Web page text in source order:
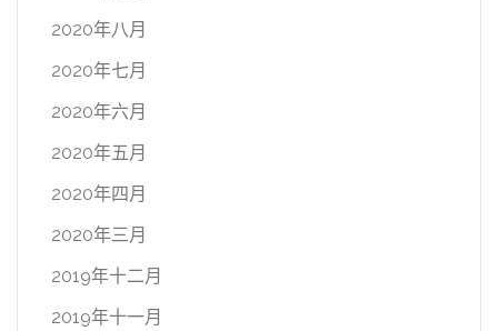
2020年八月
2020年七月
2020年六月
2020年五月
2020年四月
2020年三月
2019年十二月
2019年十一月